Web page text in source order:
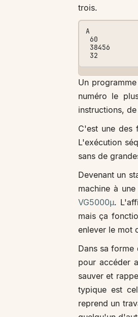
trois.
A
Un
numéro le
instructions,
C'est une des
L'exécution
sans de
Devenant un
machine à
VG5000µ.
mais ça
enlever le mot
Dans sa forme
pour accéder
sauver et
typique est
reprend un